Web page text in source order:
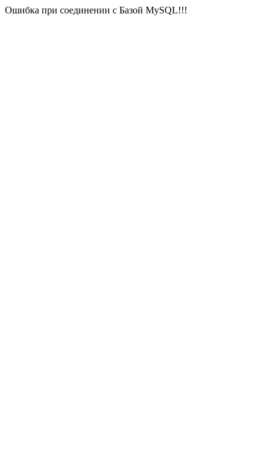
Ошибка при соединении с Базой MySQL!!!